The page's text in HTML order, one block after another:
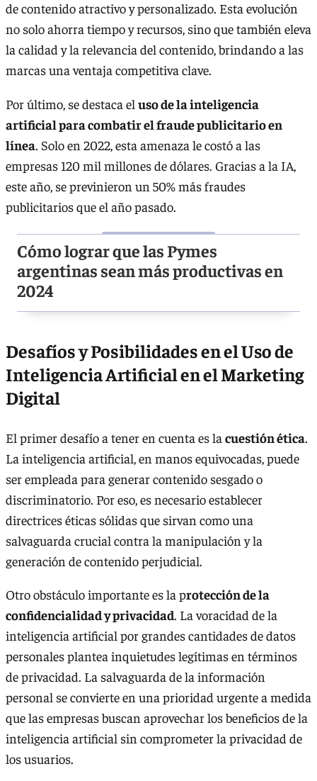
de contenido atractivo y personalizado. Esta evolución
no solo ahorra tiempo y recursos, sino que también eleva
la calidad y la relevancia del contenido, brindando a las
marcas una ventaja competitiva clave.
Por último, se destaca el uso de la inteligencia
artificial para combatir el fraude publicitario en
línea. Solo en 2022, esta amenaza le costó a las
empresas 120 mil millones de dólares. Gracias a la IA,
este año, se previnieron un 50% más fraudes
publicitarios que el año pasado.
Cómo lograr que las Pymes
argentinas sean más productivas en
2024
Desafíos y Posibilidades en el Uso de
Inteligencia Artificial en el Marketing
Digital
El primer desafío a tener en cuenta es la cuestión ética.
La inteligencia artificial, en manos equivocadas, puede
ser empleada para generar contenido sesgado o
discriminatorio. Por eso, es necesario establecer
directrices éticas sólidas que sirvan como una
salvaguarda crucial contra la manipulación y la
generación de contenido perjudicial.
Otro obstáculo importante es la protección de la
confidencialidad y privacidad. La voracidad de la
inteligencia artificial por grandes cantidades de datos
personales plantea inquietudes legítimas en términos
de privacidad. La salvaguarda de la información
personal se convierte en una prioridad urgente a medida
que las empresas buscan aprovechar los beneficios de la
inteligencia artificial sin comprometer la privacidad de
los usuarios.